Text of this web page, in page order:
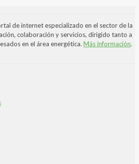
de internet especializado en el sector de la
colaboración y servicios, dirigido tanto a
en el área energética. Más información.